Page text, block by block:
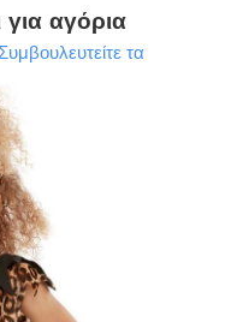
αγόρια
τα